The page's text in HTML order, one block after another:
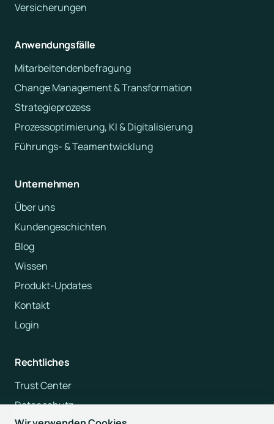
Versicherungen
Anwendungsfälle
Mitarbeitendenbefragung
Change Management & Transformation
Strategieprozess
Prozessoptimierung, KI & Digitalisierung
Führungs- & Teamentwicklung
Unternehmen
Über uns
Kundengeschichten
Blog
Wissen
Produkt-Updates
Kontakt
Login
Rechtliches
Trust Center
Datenschutz